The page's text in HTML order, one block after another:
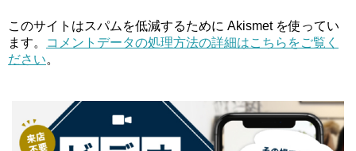
このサイトはスパムを低減するために Akismet を使ってい
ます。
コメントデータの処理方法の詳細はこちらをご覧く
ださい。